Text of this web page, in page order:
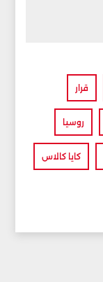
قرار
روسيا
كايا كالاس